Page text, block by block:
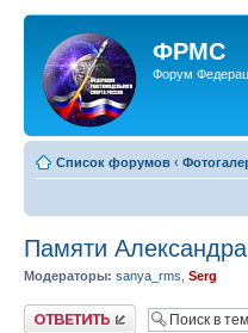
ФРМС
Форум
Список форумов ‹
Памяти
Модераторы: sanya_rms Serg
Ответить